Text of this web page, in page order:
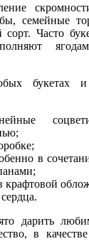
семейные
Часто
букетах и
в
дарить
в